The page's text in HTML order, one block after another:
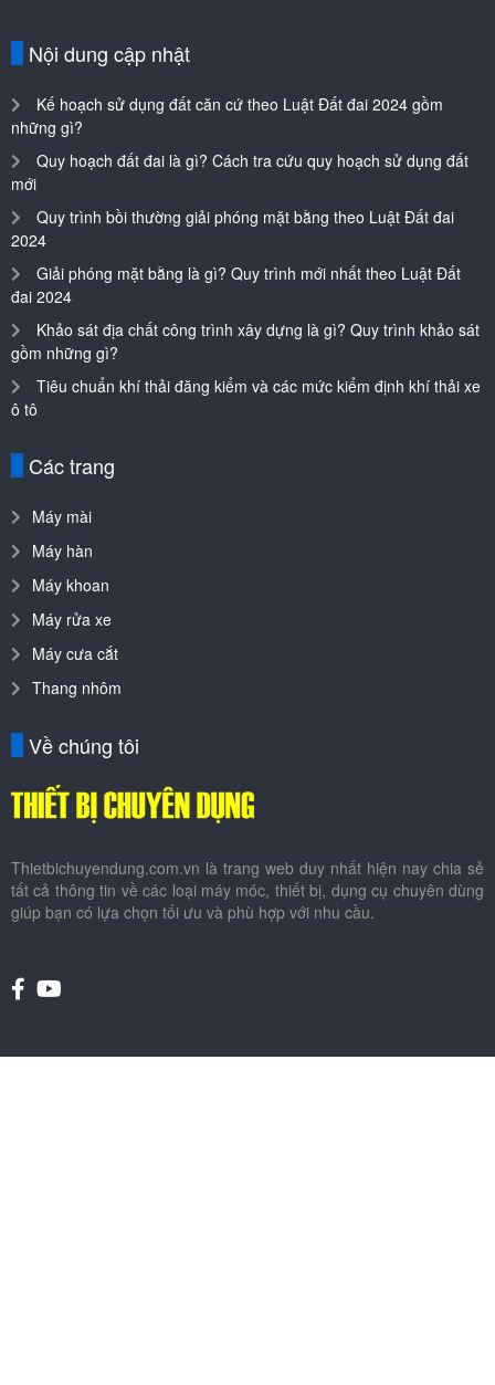
Nội dung cập nhật
Kế hoạch sử dụng đất căn cứ theo Luật Đất đai 2024 gồm
những gì?
Quy hoạch đất đai là gì? Cách tra cứu quy hoạch sử dụng đất
mới
Quy trình bồi thường giải phóng mặt bằng theo Luật Đất đai
2024
Giải phóng mặt bằng là gì? Quy trình mới nhất theo Luật Đất
đai 2024
Khảo sát địa chất công trình xây dựng là gì? Quy trình khảo sát
gồm những gì?
Tiêu chuẩn khí thải đăng kiểm và các mức kiểm định khí thải xe
ô tô
Các trang
Máy mài
Máy hàn
Máy khoan
Máy rửa xe
Máy cưa cắt
Thang nhôm
Về chúng tôi
Thietbichuyendung.com.vn là trang web duy nhất hiện nay chia sẻ
tất cả thông tin về các loại máy móc, thiết bị, dụng cụ chuyên dùng
giúp bạn có lựa chọn tối ưu và phù hợp với nhu cầu.